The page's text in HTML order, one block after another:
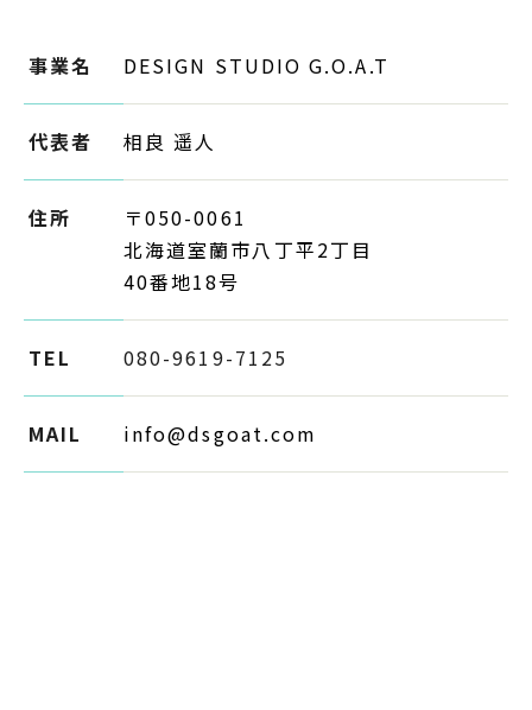
事業名 DESIGN STUDIO G.O.A.T
代表者 相良 遥人
住所
〒050-0061
北海道室蘭市八丁平2丁目
40番地18号
TEL 080-9619-7125
MAIL info@dsgoat.com